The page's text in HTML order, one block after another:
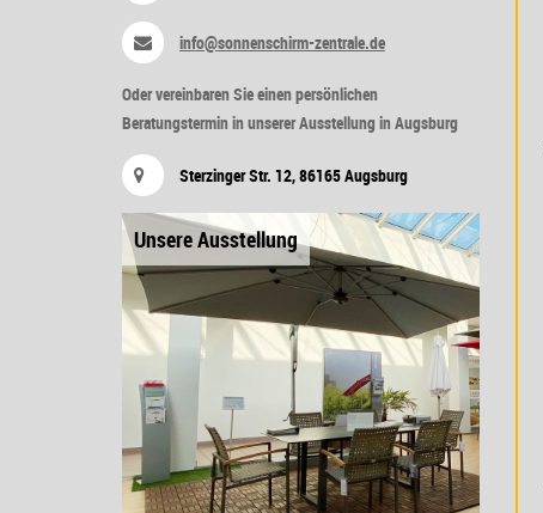
info@sonnenschirm-zentrale.de
Oder vereinbaren Sie einen persönlichen
Beratungstermin in unserer Ausstellung in Augsburg
Sterzinger Str. 12, 86165 Augsburg
Unsere Ausstellung